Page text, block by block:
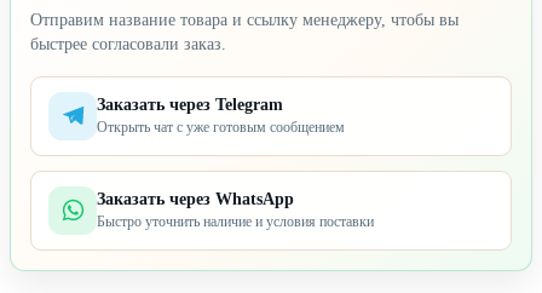
Отправим название товара и ссылку менеджеру, чтобы вы
быстрее согласовали заказ.
Заказать через Telegram
Открыть чат с уже готовым сообщением
Заказать через WhatsApp
Быстро уточнить наличие и условия поставки